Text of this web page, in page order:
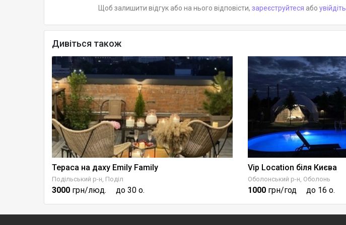
Щоб залишити відгук або на нього відповісти, зареєструйтеся або увійдіть
Дивіться також
Тераса на даху Emily Family
Подільський р-н, Поділ
3000 грн/люд. до 30 о.
Vip Location біля Києва
Оболонський р-н, Оболонь
1000 грн/год до 16 о.